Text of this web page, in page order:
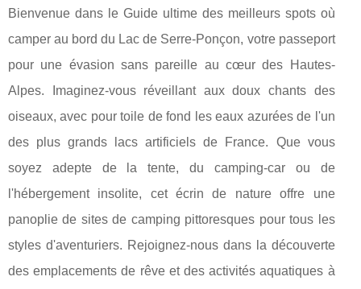
Bienvenue dans le Guide ultime des meilleurs spots où
camper au bord du Lac de Serre-Ponçon, votre passeport
pour une évasion sans pareille au cœur des Hautes-
Alpes. Imaginez-vous réveillant aux doux chants des
oiseaux, avec pour toile de fond les eaux azurées de l'un
des plus grands lacs artificiels de France. Que vous
soyez adepte de la tente, du camping-car ou de
l'hébergement insolite, cet écrin de nature offre une
panoplie de sites de camping pittoresques pour tous les
styles d'aventuriers. Rejoignez-nous dans la découverte
des emplacements de rêve et des activités aquatiques à